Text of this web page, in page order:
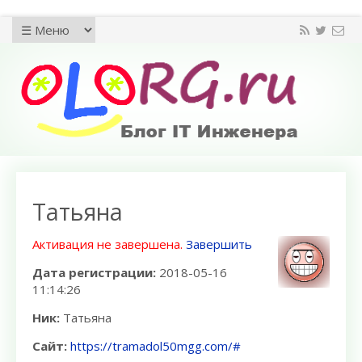
Татьяна
Активация не завершена. Завершить
Дата регистрации: 2018-05-16
11:14:26
Ник: Татьяна
Сайт: https://tramadol50mgg.com/#